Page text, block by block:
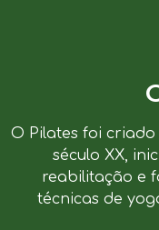
O Pilates foi
século XX,
reabilitação e
técnicas de